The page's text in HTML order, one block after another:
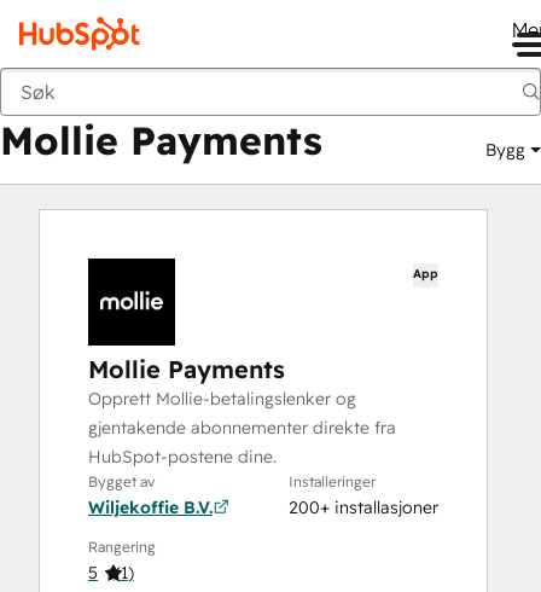
Markedsted
Mollie Payments Bygg
App
Mollie Payments
Opprett Mollie-betalingslenker og
gjentakende abonnementer direkte fra
HubSpot-postene dine.
Bygget av
Wiljekoffie B.V.
Installeringer
200+ installasjoner
Rangering
5 (1)